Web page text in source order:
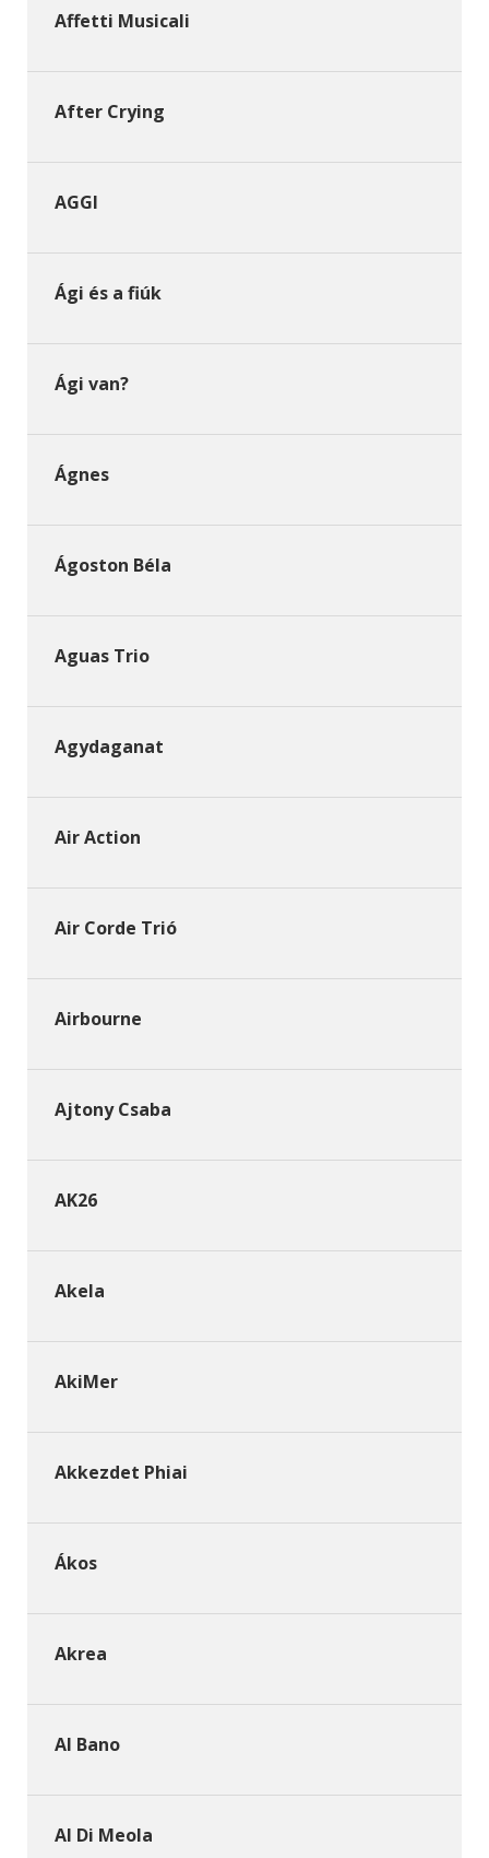
Affetti Musicali
After Crying
AGGI
Ági és a fiúk
Ági van?
Ágnes
Ágoston Béla
Aguas Trio
Agydaganat
Air Action
Air Corde Trió
Airbourne
Ajtony Csaba
AK26
Akela
AkiMer
Akkezdet Phiai
Ákos
Akrea
Al Bano
Al Di Meola